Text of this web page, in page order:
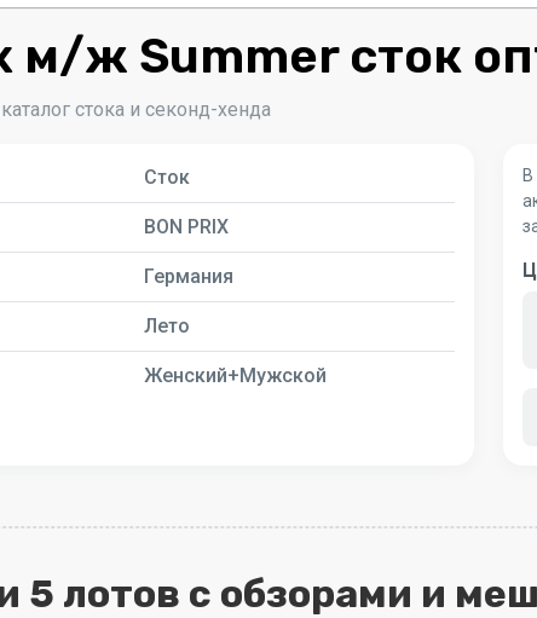
м/ж Summer сток
стока и секонд-хенда
Сток
BON PRIX
Германия
Лето
Женский+Мужской
5 лотов с обзорами и